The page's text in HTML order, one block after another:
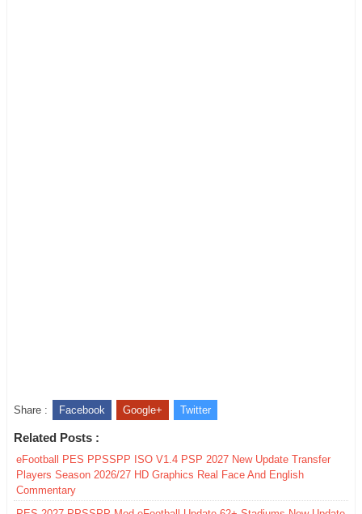
Share : Facebook Google+ Twitter
Related Posts :
eFootball PES PPSSPP ISO V1.4 PSP 2027 New Update Transfer
Players Season 2026/27 HD Graphics Real Face And English
Commentary